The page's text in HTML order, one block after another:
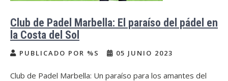
Club de Padel Marbella: El paraíso del pádel en
la Costa del Sol
PUBLICADO POR %S 05 JUNIO 2023
Club de Padel Marbella: Un paraíso para los amantes del